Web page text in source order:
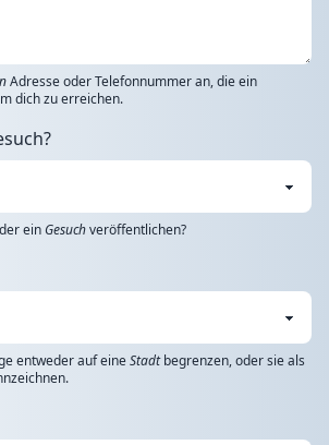
Adresse oder Telefonnummer an, die ein
dich zu erreichen.
einGesuchveröffentlichen?
entweder auf eineStadtbegrenzen, oder sie als